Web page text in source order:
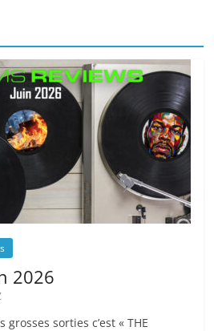
2026
sorties c’est « THE